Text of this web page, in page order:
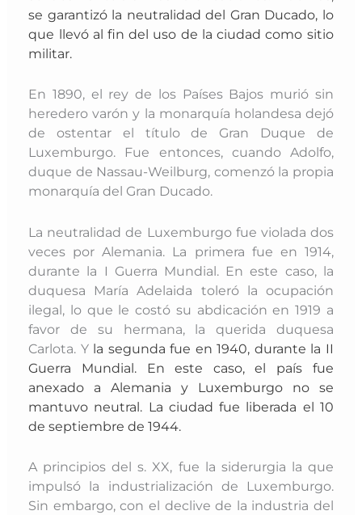
se garantizó la neutralidad del Gran Ducado, lo
que llevó al fin del uso de la ciudad como sitio
militar.
En 1890, el rey de los Países Bajos murió sin
heredero varón y la monarquía holandesa dejó
de ostentar el título de Gran Duque de
Luxemburgo. Fue entonces, cuando Adolfo,
duque de Nassau-Weilburg, comenzó la propia
monarquía del Gran Ducado.
La neutralidad de Luxemburgo fue violada dos
veces por Alemania. La primera fue en 1914,
durante la I Guerra Mundial. En este caso, la
duquesa María Adelaida toleró la ocupación
ilegal, lo que le costó su abdicación en 1919 a
favor de su hermana, la querida duquesa
Carlota. Y la segunda fue en 1940, durante la II
Guerra Mundial. En este caso, el país fue
anexado a Alemania y Luxemburgo no se
mantuvo neutral. La ciudad fue liberada el 10
de septiembre de 1944.
A principios del s. XX, fue la siderurgia la que
impulsó la industrialización de Luxemburgo.
Sin embargo, con el declive de la industria del